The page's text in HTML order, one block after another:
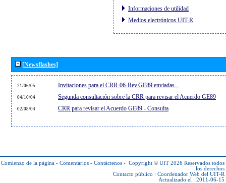
Informaciones de utilidad
Medios electrónicos UIT-R
[Newsflashes]
21/06/05 Invitaciones para el CRR-06-Rev.GE89 enviadas...
04/10/04 Segunda consultación sobre la CRR para revisar el Acuerdo GE89
02/08/04 CRR para revisar el Acuerdo GE89 - Consulta
Comienzo de la página - Comentarios - Contáctenos - Copyright © UIT 2026 Reservados todos
los derechos
Contacto público : Coordenador Web del UIT-R
Actualizado el : 2011-06-15